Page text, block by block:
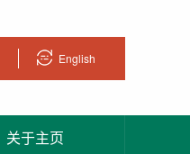
English
关于主页